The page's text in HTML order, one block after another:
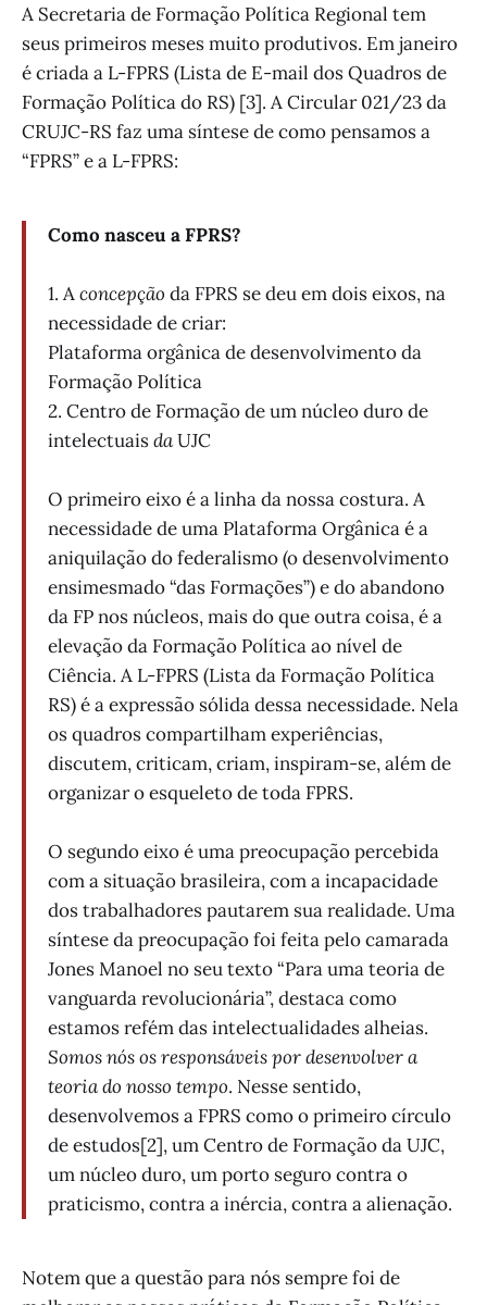
A Secretaria de Formação Política Regional tem
seus primeiros meses muito produtivos. Em janeiro
é criada a L-FPRS (Lista de E-mail dos Quadros de
Formação Política do RS) [3]. A Circular 021/23 da
CRUJC-RS faz uma síntese de como pensamos a
“FPRS” e a L-FPRS:
Como nasceu a FPRS?
1. Aconcepção da FPRS se deu em dois eixos, na
necessidade de criar:
Plataforma orgânica de desenvolvimento da
Formação Política
2. Centro de Formação de um núcleo duro de
intelectuaisdaUJC
O primeiro eixo é a linha da nossa costura. A
necessidade de uma Plataforma Orgânica é a
aniquilação do federalismo (o desenvolvimento
ensimesmado “das Formações”) e do abandono
da FP nos núcleos, mais do que outra coisa, é a
elevação da Formação Política ao nível de
Ciência. A L-FPRS (Lista da Formação Política
RS) é a expressão sólida dessa necessidade. Nela
os quadros compartilham experiências,
discutem, criticam, criam, inspiram-se, além de
organizar o esqueleto de toda FPRS.
O segundo eixo é uma preocupação percebida
com a situação brasileira, com a incapacidade
dos trabalhadores pautarem sua realidade. Uma
síntese da preocupação foi feita pelo camarada
Jones Manoel no seu texto “Para uma teoria de
vanguarda revolucionária”, destaca como
estamos refém das intelectualidades alheias.
Somos nós os responsáveis por desenvolver a
teoria do nosso tempo. Nesse sentido,
desenvolvemos a FPRS como o primeiro círculo
de estudos[2], um Centro de Formação da UJC,
um núcleo duro, um porto seguro contra o
praticismo, contra a inércia, contra a alienação.
Notem que a questão para nós sempre foi de